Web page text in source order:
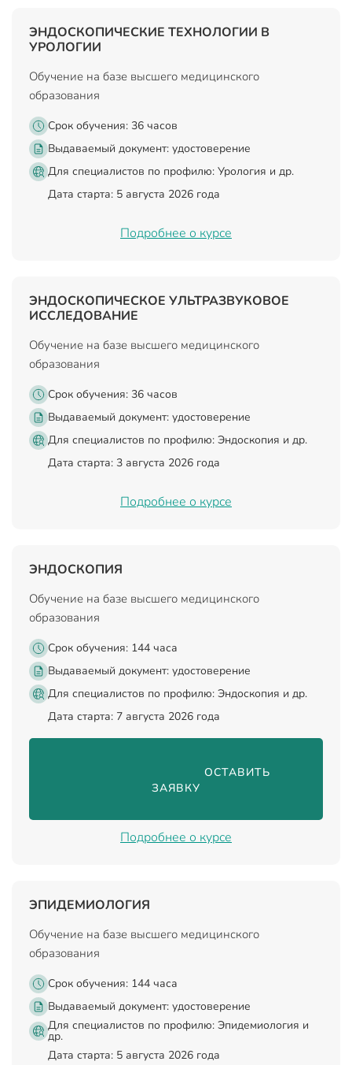
ЭНДОСКОПИЧЕСКИЕ ТЕХНОЛОГИИ В
УРОЛОГИИ
Обучение на базе высшего медицинского
образования
Срок обучения: 36 часов
Выдаваемый документ: удостоверение
Для специалистов по профилю: Урология и др.
Дата старта: 5 августа 2026 года
Подробнее о курсе
ЭНДОСКОПИЧЕСКОЕ УЛЬТРАЗВУКОВОЕ
ИССЛЕДОВАНИЕ
Обучение на базе высшего медицинского
образования
Срок обучения: 36 часов
Выдаваемый документ: удостоверение
Для специалистов по профилю: Эндоскопия и др.
Дата старта: 3 августа 2026 года
Подробнее о курсе
ЭНДОСКОПИЯ
Обучение на базе высшего медицинского
образования
Срок обучения: 144 часа
Выдаваемый документ: удостоверение
Для специалистов по профилю: Эндоскопия и др.
Дата старта: 7 августа 2026 года
                                ОСТАВИТЬ
ЗАЯВКУ
Подробнее о курсе
ЭПИДЕМИОЛОГИЯ
Обучение на базе высшего медицинского
образования
Срок обучения: 144 часа
Выдаваемый документ: удостоверение
Для специалистов по профилю: Эпидемиология и
др.
Дата старта: 5 августа 2026 года